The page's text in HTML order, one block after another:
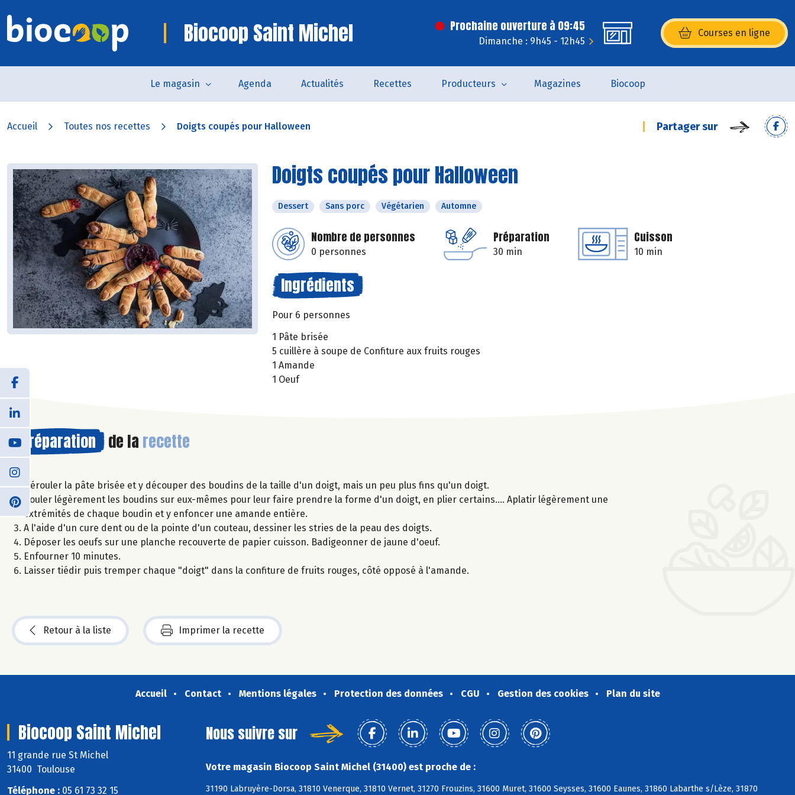
Biocoop Saint Michel Prochaine ouverture à 09:45
Dimanche : 9h45 - 12h45
Courses en ligne
(s’ouvre dans une nouvelle
Le magasin Agenda Actualités Recettes Producteurs Magazines Biocoop
Accueil Toutes nos recettes Doigts coupés pour Halloween Partager sur
Doigts coupés pour Halloween
Dessert Sans porc Végétarien Automne
Nombre de personnes
0 personnes
Préparation
30 min
Cuisson
10 min
Ingrédients
Pour 6 personnes
1 Pâte brisée
5 cuillère à soupe de Confiture aux fruits rouges
1 Amande
1 Oeuf
Préparation de la recette
Dérouler la pâte brisée et y découper des boudins de la taille d'un doigt, mais un peu plus fins qu'un doigt.
Rouler légèrement les boudins sur eux-mêmes pour leur faire prendre la forme d'un doigt, en plier certains.... Aplatir légèrement une
extrémités de chaque boudin et y enfoncer une amande entière.
A l'aide d'un cure dent ou de la pointe d'un couteau, dessiner les stries de la peau des doigts.
Déposer les oeufs sur une planche recouverte de papier cuisson. Badigeonner de jaune d'oeuf.
Enfourner 10 minutes.
Laisser tiédir puis tremper chaque "doigt" dans la confiture de fruits rouges, côté opposé à l'amande.
Retour à la liste Imprimer la recette
Accueil Contact Mentions légales Protection des données CGU Gestion des cookies Plan du site
Biocoop Saint Michel
11 grande rue St Michel
31400 Toulouse
Téléphone : 05 61 73 32 15
Nous suivre sur
Votre magasin Biocoop Saint Michel (31400) est proche de :
31190 Labruyère-Dorsa, 31810 Venerque, 31810 Vernet, 31270 Frouzins, 31600 Muret, 31600 Seysses, 31600 Eaunes, 31860 Labarthe s/Lèze, 31870